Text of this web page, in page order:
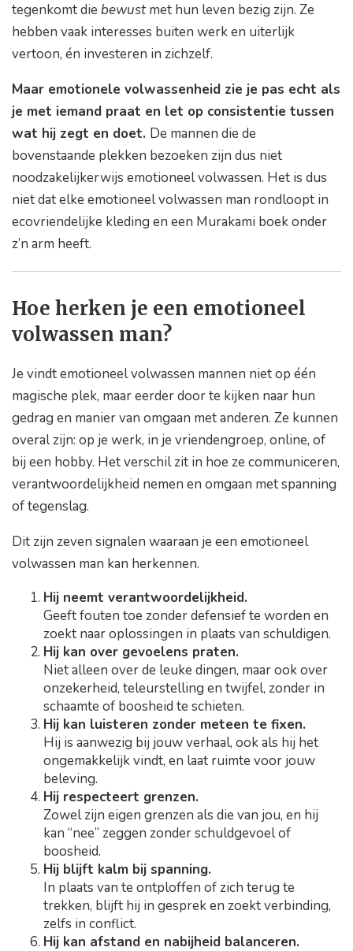
tegenkomt die bewustmet hun leven bezig zijn. Ze
hebben vaak interesses buiten werk en uiterlijk
vertoon, én investeren in zichzelf.
Maar emotionele volwassenheid zie je pas echt als
je met iemand praat en let op consistentie tussen
wat hij zegt en doet. De mannen die de
bovenstaande plekken bezoeken zijn dus niet
noodzakelijkerwijs emotioneel volwassen. Het is dus
niet dat elke emotioneel volwassen man rondloopt in
ecovriendelijke kleding en een Murakami boek onder
z’n arm heeft.
Hoe herken je een emotioneel
volwassen man?
Je vindt emotioneel volwassen mannen niet op één
magische plek, maar eerder door te kijken naar hun
gedrag en manier van omgaan met anderen. Ze kunnen
overal zijn: op je werk, in je vriendengroep, online, of
bij een hobby. Het verschil zit in hoe ze communiceren,
verantwoordelijkheid nemen en omgaan met spanning
of tegenslag.
Dit zijn zeven signalen waaraan je een emotioneel
volwassen man kan herkennen.
Hij neemt verantwoordelijkheid.
Geeft fouten toe zonder defensief te worden en
zoekt naar oplossingen in plaats van schuldigen.
Hij kan over gevoelens praten.
Niet alleen over de leuke dingen, maar ook over
onzekerheid, teleurstelling en twijfel, zonder in
schaamte of boosheid te schieten.
Hij kan luisteren zonder meteen te fixen.
Hij is aanwezig bij jouw verhaal, ook als hij het
ongemakkelijk vindt, en laat ruimte voor jouw
beleving.
Hij respecteert grenzen.
Zowel zijn eigen grenzen als die van jou, en hij
kan “nee” zeggen zonder schuldgevoel of
boosheid.
Hij blijft kalm bij spanning.
In plaats van te ontploffen of zich terug te
trekken, blijft hij in gesprek en zoekt verbinding,
zelfs in conflict.
Hij kan afstand en nabijheid balanceren.